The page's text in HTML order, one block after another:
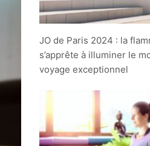
JO de Paris 2024 : la
s’apprête à illuminer le
voyage exceptionnel